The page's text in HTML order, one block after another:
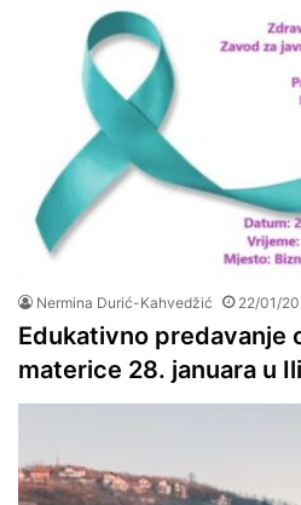
Nermina Durić-Kahvedžić 22/01/
Edukativno predavanje
materice 28. januara u